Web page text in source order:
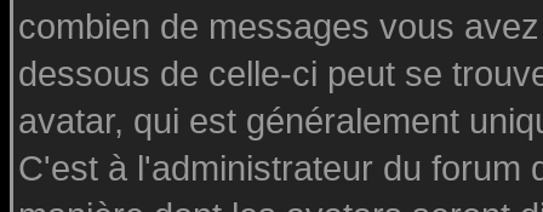
combien de messages vous
dessous de celle-ci peut se
avatar, qui est généralement
C'est à l'administrateur du forum